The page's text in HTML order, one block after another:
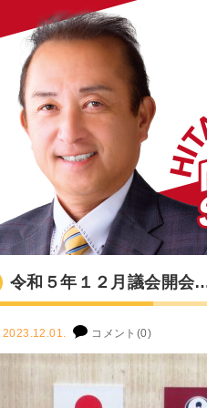
令和５年１２月議会開会
2023.12.01. コメント(0)